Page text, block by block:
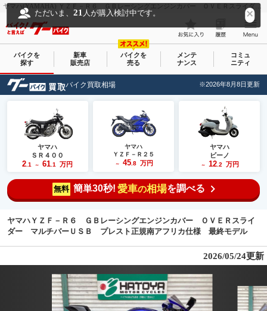
ヤマハ(YAMAHA) ＹＺＦ－Ｒ６ ＧＢレーシングエンジンカバー ＯＶＥＲスライダー マルチバーＵＳＢ プレスト正規南アフリカ仕様 最終モデル｜（株）はとや 草加店｜新車・中古バイクなら【グーバイク(GooBike)】
ただいま、21 人が購入検討中です。
バイクを
探す
新車
販売店
バイクを
売る
メンテ
ナンス
コミュ
ニティ
バイク買取相場 ※2026年8月8日更新
ヤマハ
ＳＲ４００
2 .1 ～ 61 .1 万円
ヤマハ
ＹＺＦ－Ｒ２５
～ 45.8 万円
ヤマハ
ビーノ
～ 12.2 万円
無料 簡単30秒! 愛車の相場を調べる
ヤマハＹＺＦ－Ｒ６ ＧＢレーシングエンジンカバー ＯＶＥＲスライ
ダー マルチバーＵＳＢ プレスト正規南アフリカ仕様 最終モデル
2026/05/24更新